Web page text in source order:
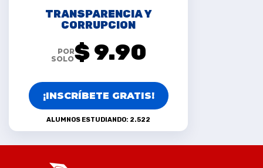
TRANSPARENCIA Y
CORRUPCION
POR
SOLO$ 9.90
¡INSCRÍBETE GRATIS!
ALUMNOS ESTUDIANDO: 2.522